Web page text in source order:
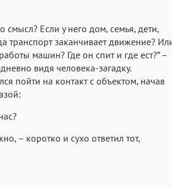
смысл? Если у него дом, семья, дети,
транспорт заканчивает движение?
машин? Где он спит и где ест?” –
видя человека-загадку.
пойти на контакт с объектом, начав
– коротко и сухо ответил тот,